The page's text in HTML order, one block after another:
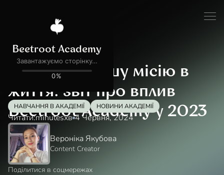
Блог Соціальний вплив
Втілюємо нашу місію в
життя: звіт про вплив
Beetroot Academy у 2023
НАВЧАННЯ В АКАДЕМІЇ НОВИНИ АКАДЕМІЇ
Читати:minutesхв 4 Червня, 2024
Вероніка Якубова
Content Creator
Поділитися в соцмережах